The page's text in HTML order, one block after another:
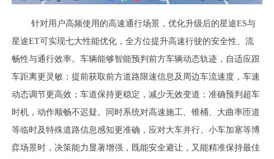
针对用户高频使用的高速通行场景，优化升级后的星途ES与
星途ET可实现七大性能优化，全方位提升高速行驶的安全性、流
畅性与通行效率。车辆能够智能预判前方车辆动态轨迹，自适应跟
车距离更灵敏；提前获取前方道路限速信息及周边车流速度，车速
动态调节更高效；车道保持更稳定，减少无效变道；准确预判超车
时机，动作顺畅不迟疑。同时系统对高速施工、锥桶、大曲率匝道
等临时及特殊道路信息感知更准确，应对大车并行、小车加塞等博
弈场景时，决策能力显著增强，既能安全避让，又能精准保持最佳